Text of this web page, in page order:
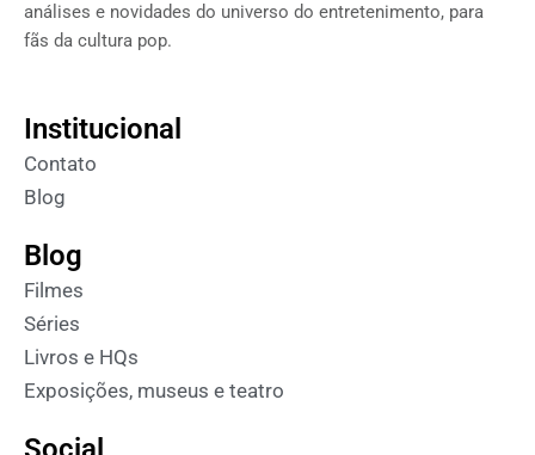
análises e novidades do universo do entretenimento, para
fãs da cultura pop.
Institucional
Contato
Blog
Blog
Filmes
Séries
Livros e HQs
Exposições, museus e teatro